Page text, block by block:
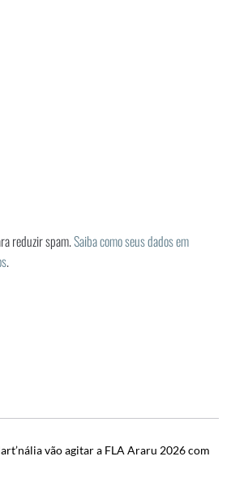
reduzir spam.Saiba como seus dados em
.
vão agitar a FLA Araru 2026 com